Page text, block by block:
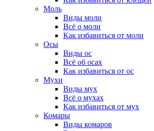
Моль
Виды моли
Всё о моли
Как избавиться от моли
Осы
Виды ос
Всё об осах
Как избавиться от ос
Мухи
Виды мух
Всё о мухах
Как избавиться от мух
Комары
Виды комаров